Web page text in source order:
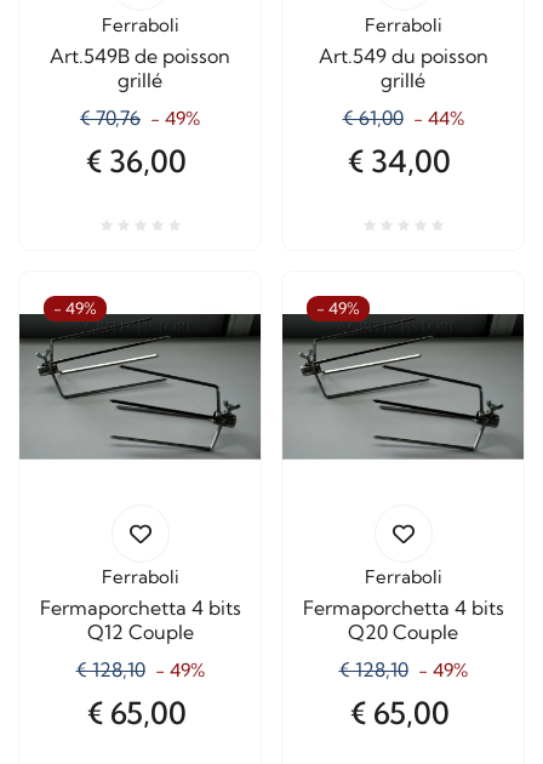
Ferraboli
Art.549B de poisson
grillé
€ 70,76 - 49%
€ 36,00
Ferraboli
Art.549 du poisson
grillé
€ 61,00 - 44%
€ 34,00
- 49%
Ferraboli
Fermaporchetta 4 bits
Q12 Couple
€ 128,10 - 49%
€ 65,00
- 49%
Ferraboli
Fermaporchetta 4 bits
Q20 Couple
€ 128,10 - 49%
€ 65,00